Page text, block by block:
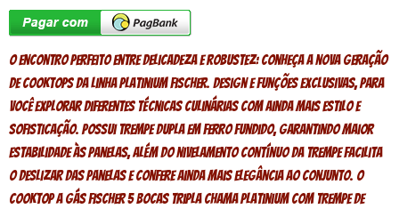
O encontro perfeito entre delicadeza e robustez: conheça a nova geração
de Cooktops da Linha Platinium Fischer. Design e funções exclusivas, para
você explorar diferentes técnicas culinárias com ainda mais estilo e
sofisticação. Possui trempe dupla em ferro fundido, garantindo maior
estabilidade às panelas, além do nivelamento contínuo da trempe facilita
o deslizar das panelas e confere ainda mais elegância ao conjunto. O
Cooktop a Gás Fischer 5 Bocas Tripla Chama Platinium com Trempe de